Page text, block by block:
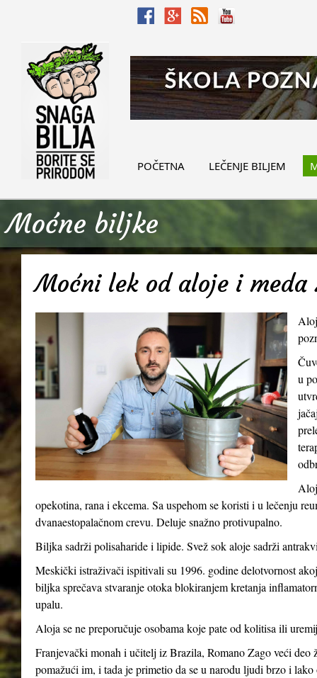
POČETNA LEČENJE BILJEM
Moćne biljke
Moćni lek od aloje i meda
u
opekotina, rana i ekcema. Sa uspehom se koristi i u lečenju
dvanaestopalačnom crevu. Deluje snažno protivupalno.
Biljka sadrži polisaharide i lipide. Svež sok aloje sadrži
Meskički istraživači ispitivali su 1996. godine delotvornost
biljka sprečava stvaranje otoka blokiranjem kretanja
upalu.
Aloja se ne preporučuje osobama koje pate od kolitisa ili
Franjevački monah i učitelj iz Brazila, Romano Zago veći deo
pomažući im, i tada je primetio da se u narodu ljudi brzo i